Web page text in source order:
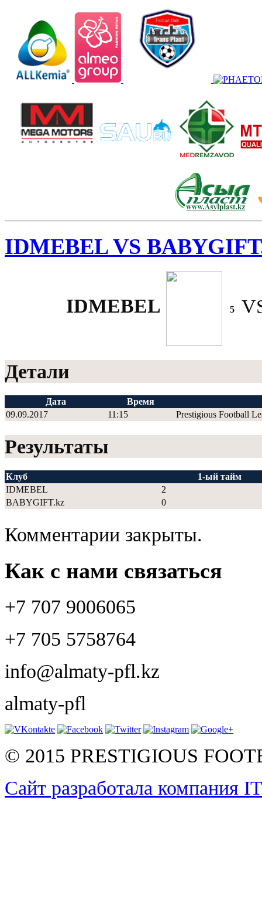
IDMEBEL VS
IDMEBEL 5
Детали
Дата
Время
09.09.2017
11:15 Prestigious Football
Результаты
Клуб
1-ый тайм
IDMEBEL
2
BABYGIFT.kz
0
Комментарии закрыты.
Как с нами связаться
+7 707 9006065
+7 705 5758764
info@almaty-pfl.kz
almaty-pfl
© 2015 PRESTIGIOUS
Сайт разработала компания